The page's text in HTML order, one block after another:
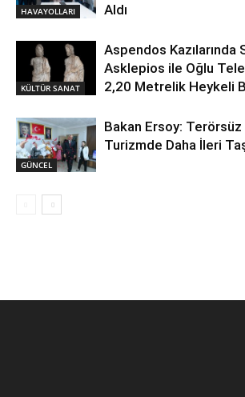
HAVAYOLLARI
Aldı
KÜLTÜR SANAT
Aspendos Kazılarında
Asklepios ile Oğlu
2,20 Metrelik Heykeli
GÜNCEL
Bakan Ersoy: Terörsüz
Turizmde Daha İleri